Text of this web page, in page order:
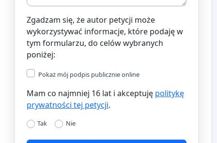
Zgadzam się, że autor petycji może
wykorzystywać informacje, które podaję w
tym formularzu, do celów wybranych
poniżej:
Pokaż mój podpis publicznie online
Mam co najmniej 16 lat i akceptuję politykę
prywatności tej petycji.
Tak Nie